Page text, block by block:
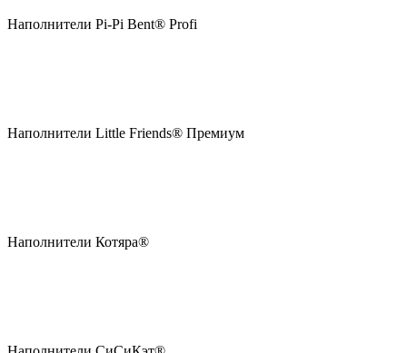
Наполнители Pi-Pi Bent® Profi
Наполнители Little Friends® Премиум
Наполнители Котяра®